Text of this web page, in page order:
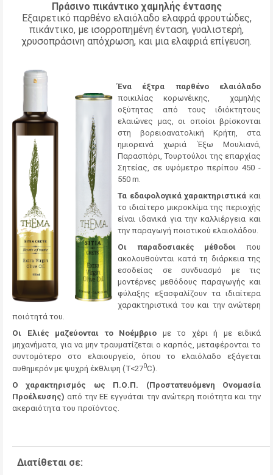
Πράσινο πικάντικο χαμηλής έντασης
Εξαιρετικό παρθένο ελαιόλαδο ελαφρά φρουτώδες,
πικάντικο, με ισορροπημένη ένταση, γυαλιστερή,
χρυσοπράσινη απόχρωση, και μια ελαφριά επίγευση.
Ένα έξτρα παρθένο ελαιόλαδο
ποικιλίας κορωνέικης, χαμηλής
οξύτητας από τους ιδιόκτητους
ελαιώνες μας, οι οποίοι βρίσκονται
στη βορειοανατολική Κρήτη, στα
ημιορεινά χωριά ΄Εξω Μουλιανά,
Παρασπόρι, Τουρτούλοι της επαρχίας
Σητείας, σε υψόμετρο περίπου 450 -
550 m.
Τα εδαφολογικά χαρακτηριστικά και
το ιδιαίτερο μικροκλίμα της περιοχής
είναι ιδανικά για την καλλιέργεια και
την παραγωγή ποιοτικού ελαιολάδου.
Οι παραδοσιακές μέθοδοι που
ακολουθούνται κατά τη διάρκεια της
εσοδείας σε συνδυασμό με τις
μοντέρνες μεθόδους παραγωγής και
φύλαξης εξασφαλίζουν τα ιδιαίτερα
χαρακτηριστικά του και την ανώτερη
ποιότητά του.
Οι Ελιές μαζεύονται το Νοέμβριο με το χέρι ή με ειδικά
μηχανήματα, για να μην τραυματίζεται ο καρπός, μεταφέρονται το
συντομότερο στο ελαιουργείο, όπου το ελαιόλαδο εξάγεται
αυθημερόν με ψυχρή έκθλιψη (T<270C).
Ο χαρακτηρισμός ως Π.Ο.Π. (Προστατευόμενη Ονομασία
Προέλευσης) από την ΕΕ εγγυάται την ανώτερη ποιότητα και την
ακεραιότητα του προϊόντος.
Διατίθεται σε: